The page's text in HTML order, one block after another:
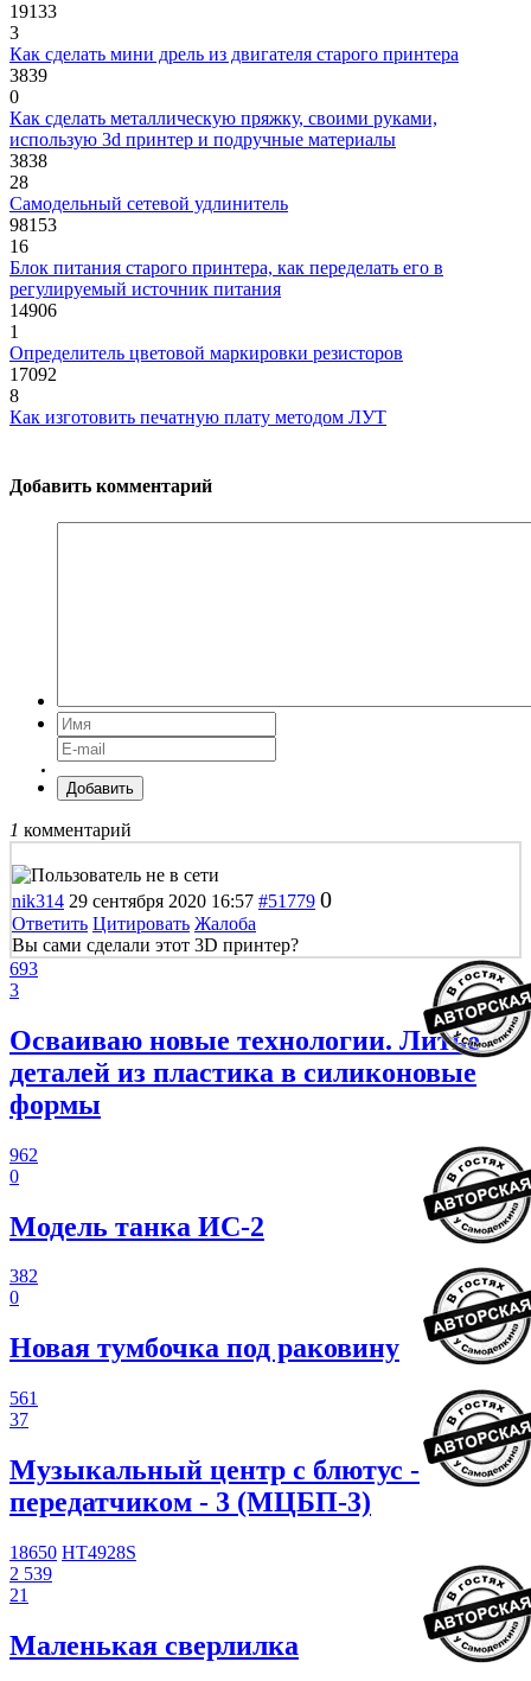
19133
3
Как сделать мини дрель из двигателя старого принтера
3839
0
Как сделать металлическую пряжку, своими руками,
использую 3d принтер и подручные материалы
3838
28
Самодельный сетевой удлинитель
98153
16
Блок питания старого принтера, как переделать его в
регулируемый источник питания
14906
1
Определитель цветовой маркировки резисторов
17092
8
Как изготовить печатную плату методом ЛУТ
Добавить комментарий
Добавить
1 комментарий
nik314 29 сентября 2020 16:57 #51779 0
Ответить Цитировать Жалоба
Вы сами сделали этот 3D принтер?
693
3
Осваиваю новые технологии. Литье
деталей из пластика в силиконовые
формы
962
0
Модель танка ИС-2
382
0
Новая тумбочка под раковину
561
37
Музыкальный центр с блютус -
передатчиком - 3 (МЦБП-3)
18650 HT4928S
2 539
21
Маленькая сверлилка